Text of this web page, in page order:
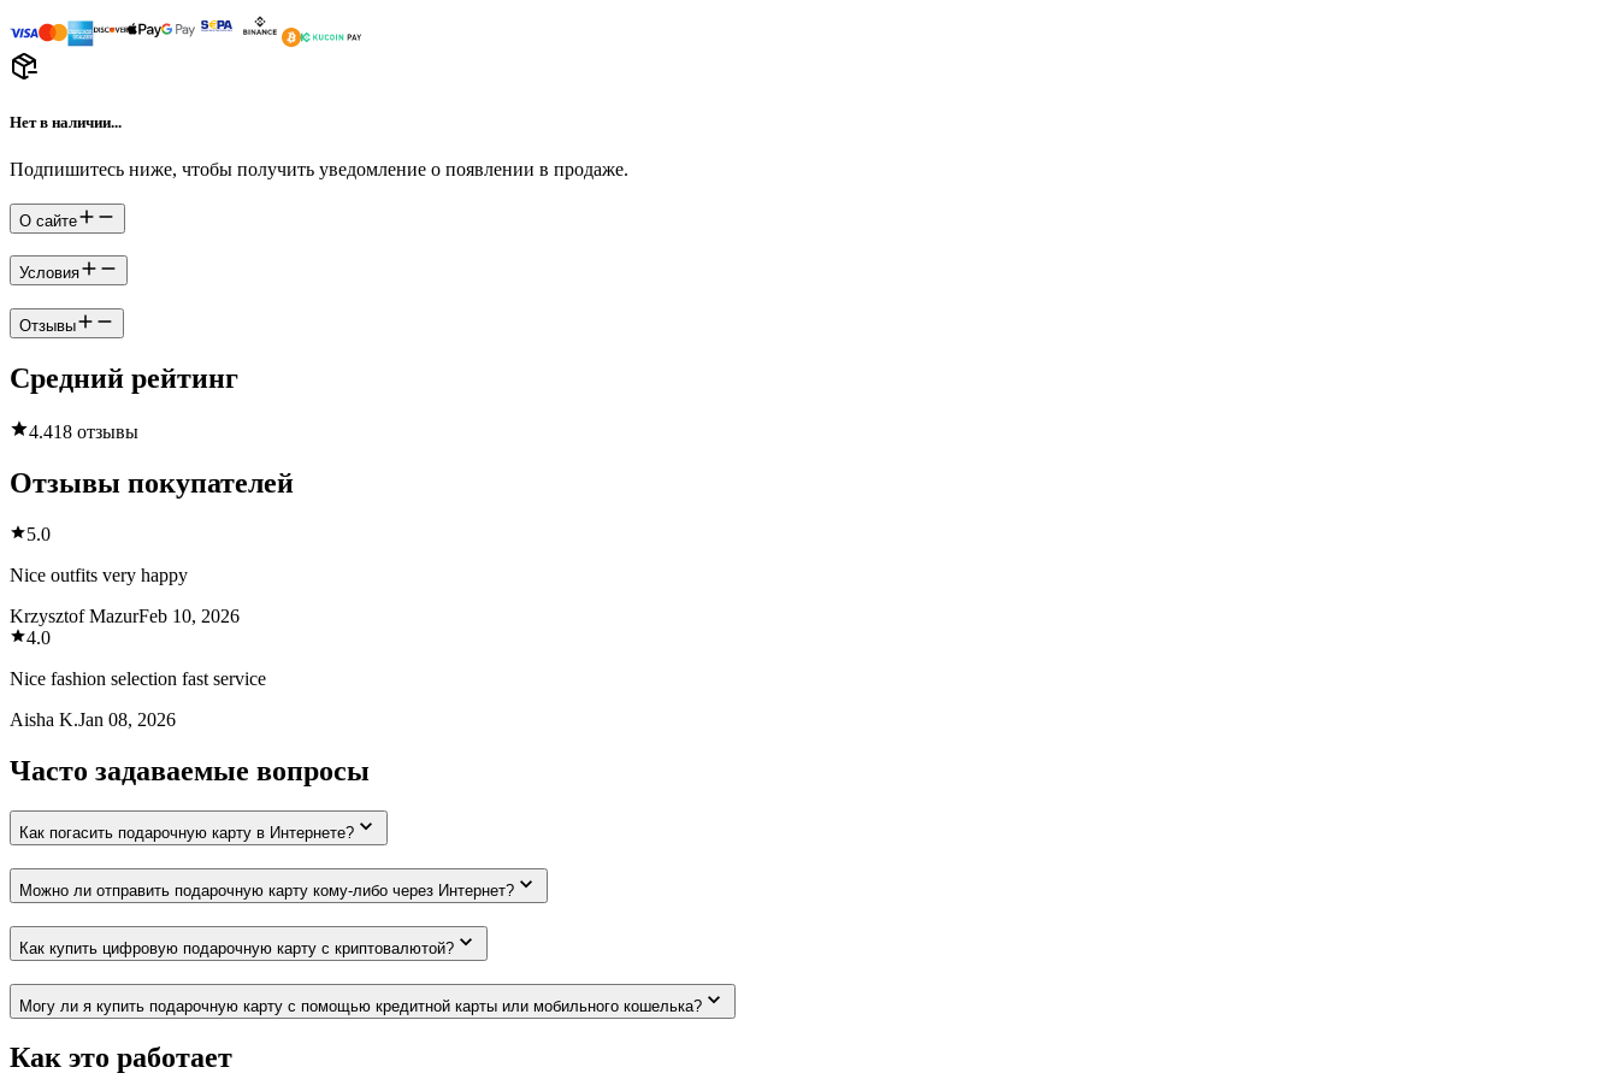
Нет в наличии...
Подпишитесь ниже, чтобы получить уведомление о появлении в продаже.
О сайте
Условия
Отзывы
Средний рейтинг
4.418 отзывы
Отзывы покупателей
5.0
Nice outfits very happy
Krzysztof MazurFeb 10, 2026
4.0
Nice fashion selection fast service
Aisha K.Jan 08, 2026
Часто задаваемые вопросы
Как погасить подарочную карту в Интернете?
Можно ли отправить подарочную карту кому-либо через Интернет?
Как купить цифровую подарочную карту с криптовалютой?
Могу ли я купить подарочную карту с помощью кредитной карты или мобильного кошелька?
Как это работает